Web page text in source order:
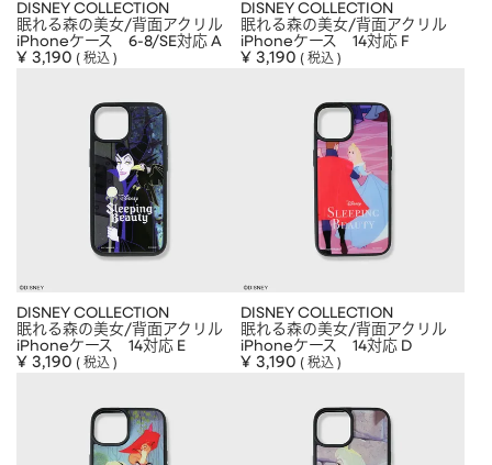
DISNEY COLLECTION
眠れる森の美女/背面アクリル
iPhoneケース 6-8/SE対応 A
¥ 3,190 税込
DISNEY COLLECTION
眠れる森の美女/背面アクリル
iPhoneケース 14対応 F
¥ 3,190 税込
DISNEY COLLECTION
眠れる森の美女/背面アクリル
iPhoneケース 14対応 E
¥ 3,190 税込
DISNEY COLLECTION
眠れる森の美女/背面アクリル
iPhoneケース 14対応 D
¥ 3,190 税込